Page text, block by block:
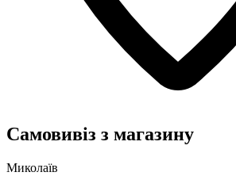
Самовивіз з магазину
Миколаїв